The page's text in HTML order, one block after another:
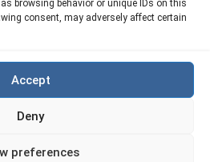
browsing behavior or unique IDs on this
consent, may adversely affect certain
Accept
Deny
preferences
隐私政策
Site Map